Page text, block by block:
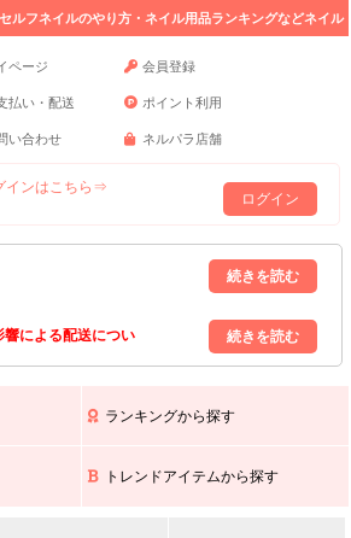
ルフネイルのやり方・ネイル用品ランキングなどネイル
ページ
会員登録
払い・配送 ポイント利用
い合わせ ネルパラ店舗
インはこちら⇒
ログイン
荷業務・お問い合わせ業務｣はお休みいたしま
い合わせは8/17(月)以降の対応となりますので
響による配送につい
お届けに遅延が生じております｡
ランキングから探す
トレンドアイテムから探す